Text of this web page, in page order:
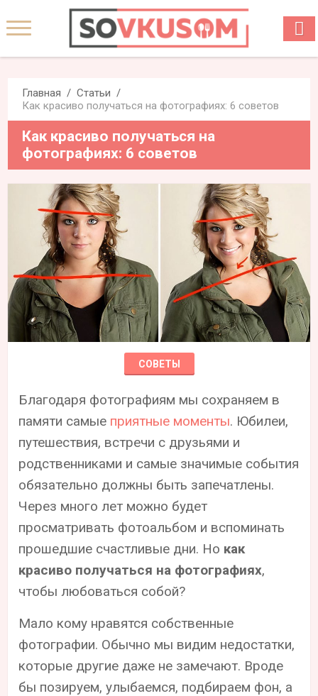
Главная
Статьи
Как красиво получаться на фотографиях: 6 советов
Как красиво получаться на
фотографиях: 6 советов
СОВЕТЫ
Благодаря фотографиям мы сохраняем в
памяти самые приятные моменты. Юбилеи,
путешествия, встречи с друзьями и
родственниками и самые значимые события
обязательно должны быть запечатлены.
Через много лет можно будет
просматривать фотоальбом и вспоминать
прошедшие счастливые дни. Но как
красиво получаться на фотографиях,
чтобы любоваться собой?
Мало кому нравятся собственные
фотографии. Обычно мы видим недостатки,
которые другие даже не замечают. Вроде
бы позируем, улыбаемся, подбираем фон, а